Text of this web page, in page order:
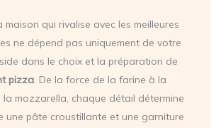
maison qui rivalise avec les meilleures
ne dépend pas uniquement de votre
dans le choix et la préparation de
pizza. De la force de la farine à la
mozzarella, chaque détail détermine
une pâte croustillante et une garniture